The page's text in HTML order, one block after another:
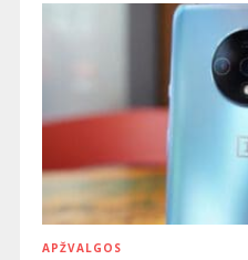
APŽVALGOS